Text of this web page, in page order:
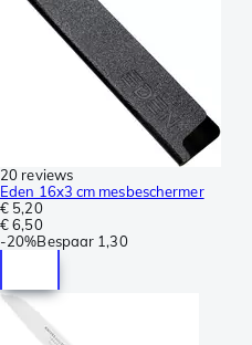
20 reviews
Eden 16x3 cm mesbeschermer
€ 5,20
€ 6,50
-20%Bespaar 1,30